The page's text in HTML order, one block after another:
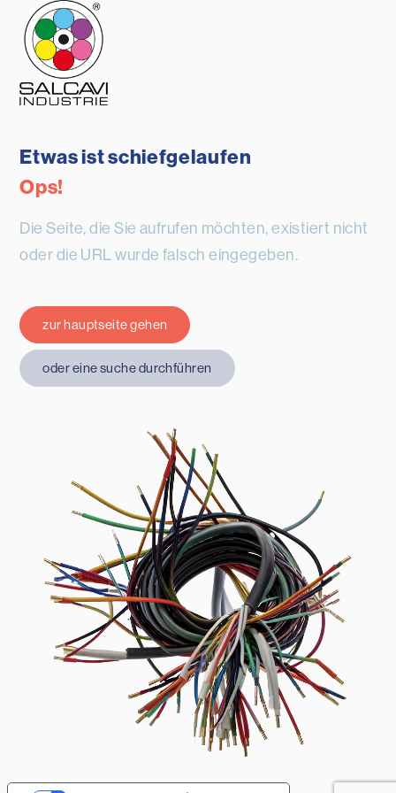
Etwas ist schiefgelaufen
Ops!
Die Seite, die Sie aufrufen möchten, existiert nicht
oder die URL wurde falsch eingegeben.
zur hauptseite gehen
oder eine suche durchführen